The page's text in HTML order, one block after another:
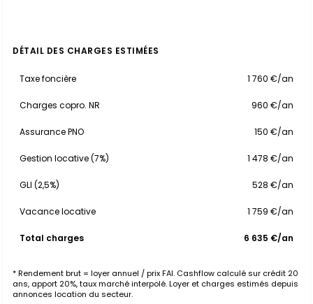
DÉTAIL DES CHARGES ESTIMÉES
Taxe foncière 1 760 €/an
Charges copro. NR 960 €/an
Assurance PNO 150 €/an
Gestion locative (7%) 1 478 €/an
GLI (2,5%) 528 €/an
Vacance locative 1 759 €/an
Total charges 6 635 €/an
* Rendement brut = loyer annuel / prix FAI. Cashflow calculé sur crédit 20
ans, apport 20%, taux marché interpolé. Loyer et charges estimés depuis
annonces location du secteur.